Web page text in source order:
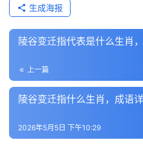
生成海报
陵谷变迁指代表是什么生肖
上一篇
陵谷变迁指什么生肖，成语
2026年5月5日 下午10:29